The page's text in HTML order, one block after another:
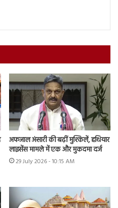
अफजाल अंसारी की बढ़ीं मुश्किलें, हथियार
लाइसेंस मामले में एक और मुकदमा दर्ज
29 July 2026 - 10:15 AM